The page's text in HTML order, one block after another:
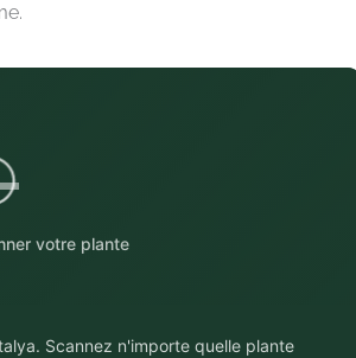
votre plante
Scannez n'importe quelle plante